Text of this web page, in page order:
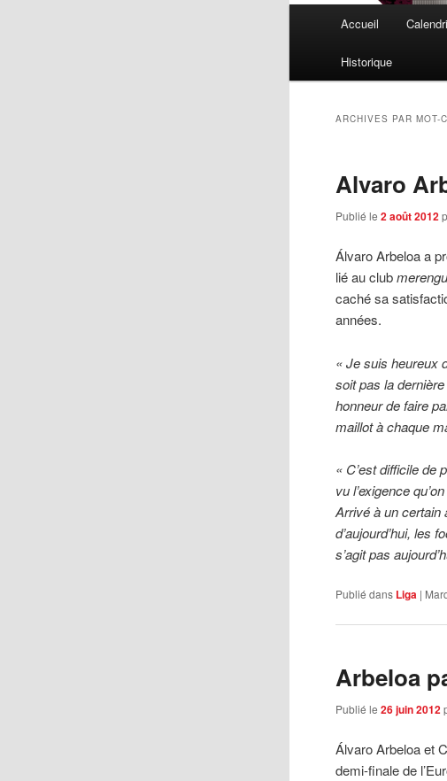
Accueil
Historique
ARCHIVES PAR
Alvaro
Publié le2 août 2012
Álvaro Arbeloa a
lié au club
caché sa
années.
« Je suis heureux
soit pas la
honneur de faire
maillot à chaque
« C’est difficile de
vu l’exigence
Arrivé à un certain
d’aujourd’hui, les
s’agit pas
Publié dans Liga |
Arbeloa
Publié le26 juin 2012
Álvaro Arbeloa et
demi-finale de